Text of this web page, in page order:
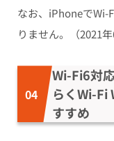
なお、iPhoneでWi-
りません。（2021年
Wi-Fi6対
らくWi-Fi
すすめ